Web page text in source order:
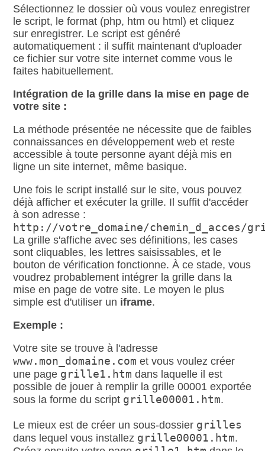
Sélectionnez le dossier où vous voulez enregistrer
le script, le format (php, htm ou html) et cliquez
sur enregistrer. Le script est généré
automatiquement : il suffit maintenant d'uploader
ce fichier sur votre site internet comme vous le
faites habituellement.
Intégration de la grille dans la mise en page de
votre site :
La méthode présentée ne nécessite que de faibles
connaissances en développement web et reste
accessible à toute personne ayant déjà mis en
ligne un site internet, même basique.
Une fois le script installé sur le site, vous pouvez
déjà afficher et exécuter la grille. Il suffit d'accéder
à son adresse :
http://votre_domaine/chemin_d_acces/
La grille s'affiche avec ses définitions, les cases
sont cliquables, les lettres saisissables, et le
bouton de vérification fonctionne. À ce stade, vous
voudrez probablement intégrer la grille dans la
mise en page de votre site. Le moyen le plus
simple est d'utiliser un iframe.
Exemple :
Votre site se trouve à l'adresse
www.mon_domaine.com et vous voulez créer
une page grille1.htm dans laquelle il est
possible de jouer à remplir la grille 00001 exportée
sous la forme du script grille00001.htm.
Le mieux est de créer un sous-dossier grilles
dans lequel vous installez grille00001.htm.